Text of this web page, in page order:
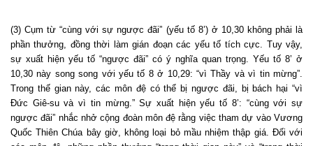
(3) Cụm từ “cùng với sự ngược đãi” (yếu tố 8’) ở 10,30 không phải là
phần thưởng, đồng thời làm gián đoạn các yếu tố tích cực. Tuy vậy,
sự xuất hiện yếu tố “ngược đãi” có ý nghĩa quan trọng. Yếu tố 8’ ở
10,30 này song song với yếu tố 8 ở 10,29: “vì Thầy và vì tin mừng”.
Trong thế gian này, các môn đệ có thể bị ngược đãi, bị bách hại “vì
Đức Giê-su và vì tin mừng.” Sự xuất hiện yếu tố 8’: “cùng với sự
ngược đãi” nhắc nhở cộng đoàn môn đệ rằng việc tham dự vào Vương
Quốc Thiên Chúa bây giờ, không loại bỏ mầu nhiệm thập giá. Đối với